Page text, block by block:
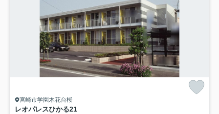
宮崎市学園木花台桜
レオパレスひかる21